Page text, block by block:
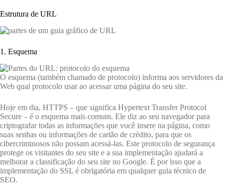
Estrutura de URL
1. Esquema
O esquema (também chamado de protocolo) informa aos servidores da
Web qual protocolo usar ao acessar uma página do seu site.
Hoje em dia, HTTPS – que significa Hypertext Transfer Protocol
Secure – é o esquema mais comum. Ele diz ao seu navegador para
criptografar todas as informações que você insere na página, como
suas senhas ou informações de cartão de crédito, para que os
cibercriminosos não possam acessá-las. Este protocolo de segurança
protege os visitantes do seu site e a sua implementação ajudará a
melhorar a classificação do seu site no Google. É por isso que a
implementação do SSL é obrigatória em qualquer guia técnico de
SEO.